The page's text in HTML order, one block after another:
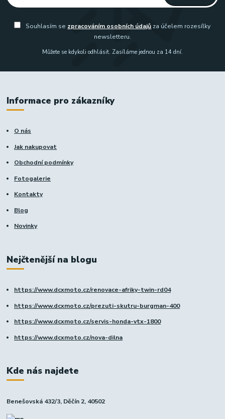
Souhlasím se zpracováním osobních údajů za účelem rozesílky
newsletteru.
Můžete se kdykoli odhlásit. Zasíláme jednou za 14 dní.
Informace pro zákazníky
O nás
Jak nakupovat
Obchodní podmínky
Fotogalerie
Kontakty
Blog
Novinky
Nejčtenější na blogu
https://www.dcxmoto.cz/renovace-afriky-twin-rd04
https://www.dcxmoto.cz/prezuti-skutru-burgman-400
https://www.dcxmoto.cz/servis-honda-vtx-1800
https://www.dcxmoto.cz/nova-dilna
Kde nás najdete
Benešovská 432/3, Děčín 2, 40502